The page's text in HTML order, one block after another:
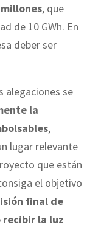
, que
de 10 GWh. En
deber ser
alegaciones se
la
,
lugar relevante
que están
el objetivo
final de
la luz